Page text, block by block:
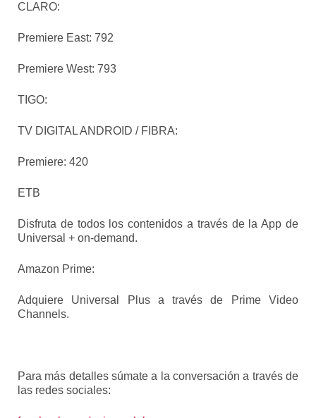
CLARO:
Premiere East: 792
Premiere West: 793
TIGO:
TV DIGITAL ANDROID / FIBRA:
Premiere: 420
ETB
Disfruta de todos los contenidos a través de la App de
Universal + on-demand.
Amazon Prime:
Adquiere Universal Plus a través de Prime Video
Channels.
Para más detalles súmate a la conversación a través de
las redes sociales: